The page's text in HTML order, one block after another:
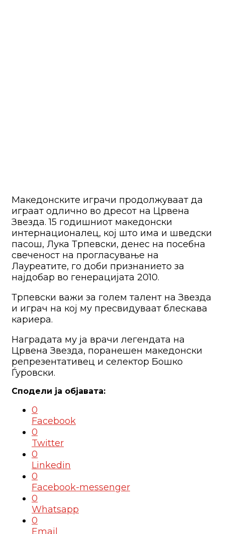
Македонските играчи продолжуваат да
играат одлично во дресот на Црвена
Звезда. 15 годишниот македонски
интернационалец, кој што има и шведски
пасош, Лука Трпевски, денес на посебна
свеченост на прогласување на
Лауреатите, го доби признанието за
најдобар во генерацијата 2010.
Трпевски важи за голем талент на Звезда
и играч на кој му пресвидуваат блескава
кариера.
Наградата му ја врачи легендата на
Црвена Звезда, поранешен македонски
репрезентативец и селектор Бошко
Ѓуровски.
0
Facebook
0
Twitter
0
Linkedin
0
Facebook-messenger
0
Whatsapp
0
Email